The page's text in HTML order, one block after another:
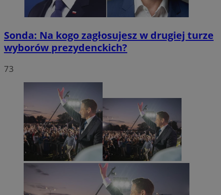
Sonda: Na kogo zagłosujesz w drugiej turze
wyborów prezydenckich?
73